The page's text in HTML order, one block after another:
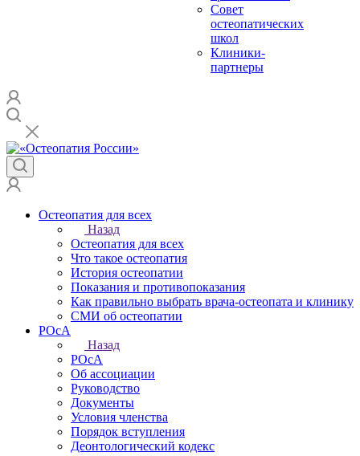
Совет
остеопатических
школ
Клиники-
партнеры
Остеопатия для всех
Назад
Остеопатия для всех
Что такое остеопатия
История остеопатии
Показания и противопоказания
Как правильно выбрать врача-остеопата и клинику
СМИ об остеопатии
РОсА
Назад
РОсА
Об ассоциации
Руководство
Документы
Условия членства
Порядок вступления
Деонтологический кодекс